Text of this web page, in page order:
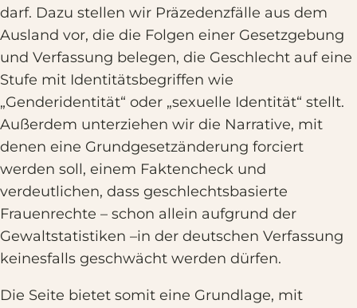
darf. Dazu stellen wir Präzedenzfälle aus dem
Ausland vor, die die Folgen einer Gesetzgebung
und Verfassung belegen, die Geschlecht auf eine
Stufe mit Identitätsbegriffen wie
„Genderidentität“ oder „sexuelle Identität“ stellt.
Außerdem unterziehen wir die Narrative, mit
denen eine Grundgesetzänderung forciert
werden soll, einem Faktencheck und
verdeutlichen, dass geschlechtsbasierte
Frauenrechte – schon allein aufgrund der
Gewaltstatistiken –in der deutschen Verfassung
keinesfalls geschwächt werden dürfen.
Die Seite bietet somit eine Grundlage, mit